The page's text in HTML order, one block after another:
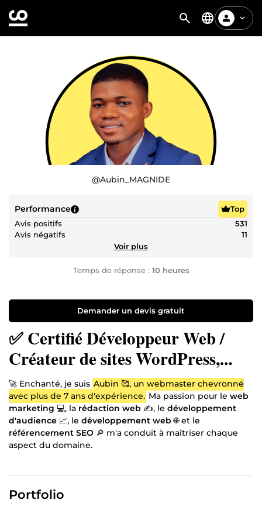
@Aubin_MAGNIDE
Performance
Top
Avis positifs
531
Avis négatifs
11
Voir plus
Temps de réponse : 10 heures
Demander un devis gratuit
✅ Certifié Développeur Web /
Créateur de sites WordPress,
Wix, Shopify… / Expert en
marketing
🚀 Enchanté, je suis Aubin 🥰, un webmaster chevronné
avec plus de 7 ans d'expérience. Ma passion pour le web
marketing 💻, la rédaction web ✍️, le développement
d'audience 📈, le développement web🌐 et le
référencement SEO 🔎 m'a conduit à maîtriser chaque
aspect du domaine.
de 10 experts talentueux 👨‍💻👩‍💻 partageant ma vision,
nous collaborons pour dépasser les attentes de nos
clients.
Portfolio